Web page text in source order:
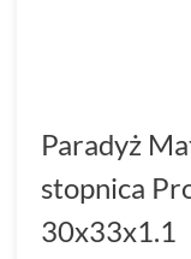
Paradyż
stopnica
30x33x1.1